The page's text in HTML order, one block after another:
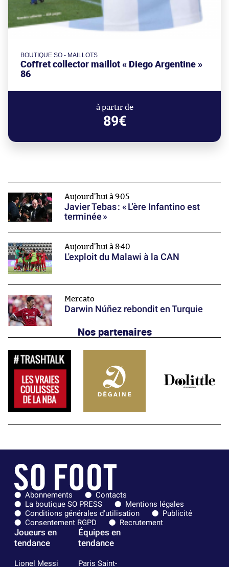
BOUTIQUE SO - MAILLOTS
Coffret collector maillot « Diego Argentine »
86
à partir de
89€
Aujourd'hui à 9:05
Javier Tebas : « L’ère Infantino est
terminée »
Aujourd'hui à 8:40
L'exploit du Malawi à la CAN
Mercato
Darwin Núñez rebondit en Turquie
Nos partenaires
Abonnements
Contacts
La boutique SO PRESS
Mentions légales
Conditions générales d'utilisation
Publicité
Consentement RGPD
Recrutement
Joueurs en
tendance
Lionel Messi
Équipes en
tendance
Paris Saint-